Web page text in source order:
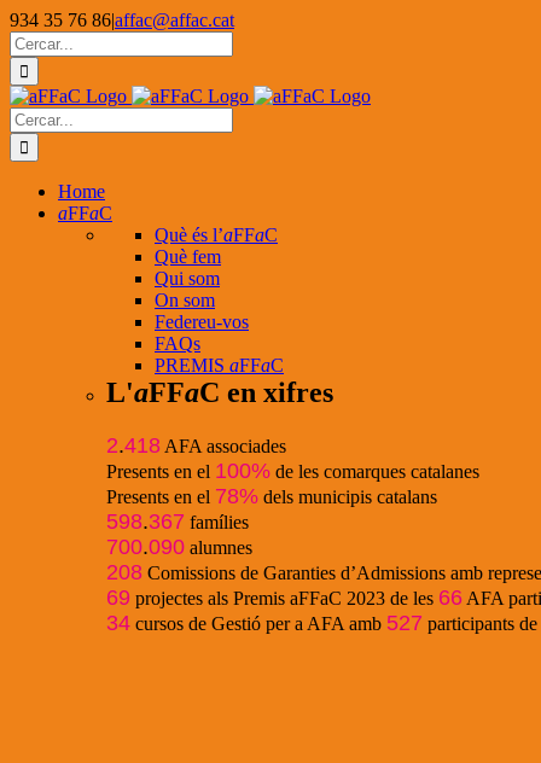
Skip
to
content
934 35 76 86|affac@affac.cat
Facebook
X
YouTube
Cerca
…
Cerca
…
Home
aFFaC
Què és l’aFFaC
Què fem
Qui som
On som
Federeu-vos
FAQs
PREMIS aFFaC
L'aFFaC en xifres
2.418 AFA associades
Presents en el 100% de les comarques catalanes
Presents en el 78% dels municipis catalans
598.367 famílies
700.090 alumnes
208 Comissions de Garanties d’Admissions amb
69 projectes als Premis aFFaC 2023 de les 66 AFA
34 cursos de Gestió per a AFA amb 527 participants de